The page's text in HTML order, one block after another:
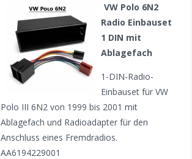
VW Polo 6N2
Radio Einbauset
1 DIN mit
Ablagefach
1-DIN-Radio-
Einbauset für VW
Polo III 6N2 von 1999 bis 2001 mit
Ablagefach und Radioadapter für den
Anschluss eines Fremdradios.
AA6194229001